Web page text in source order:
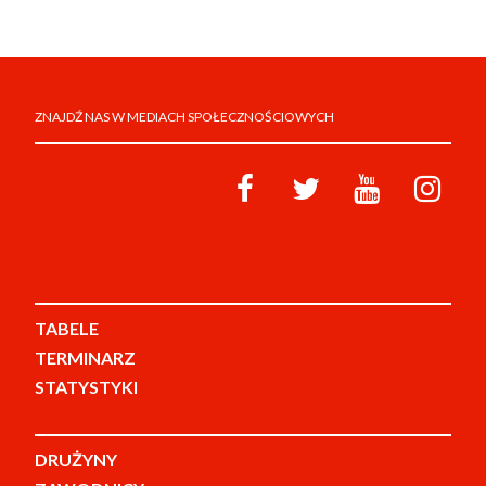
ZNAJDŹ NAS W MEDIACH SPOŁECZNOŚCIOWYCH
TABELE
TERMINARZ
STATYSTYKI
DRUŻYNY